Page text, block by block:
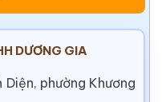
DƯƠNG GIA
Diện, phường Khương